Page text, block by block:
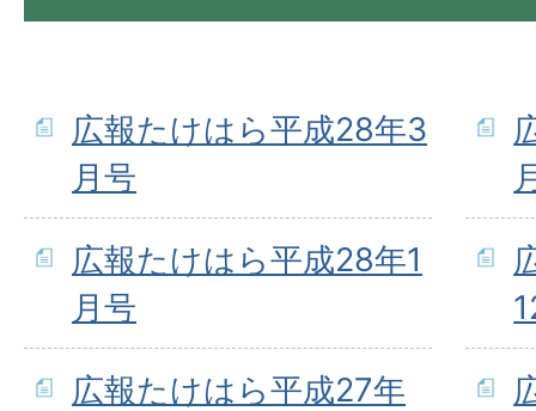
広報たけはら平成28年3
月号
広報たけはら平成28年1
月号
広報たけはら平成27年